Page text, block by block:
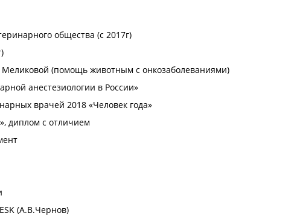
общества (с 2017г)
(помощь животным с онкозаболеваниями)
анестезиологии в России»
врачей 2018 «Человек года»
диплом с отличием
(А.В.Чернов)